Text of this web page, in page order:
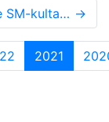
Samuelille SM-kultaa, -hopeaa ja paikka MM-kisoihin →
2021